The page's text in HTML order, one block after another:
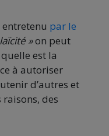
par le
»on peut
est la
à autoriser
d’autres et
des